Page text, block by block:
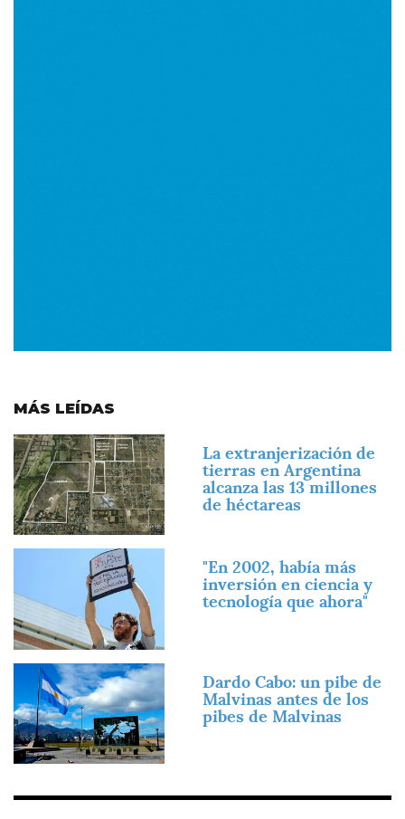
MÁS LEÍDAS
Imagen
La extranjerización de
tierras en Argentina
alcanza las 13 millones
de héctareas
"En 2002, había más
inversión en ciencia y
tecnología que ahora"
Imagen
Dardo Cabo: un pibe de
Malvinas antes de los
pibes de Malvinas